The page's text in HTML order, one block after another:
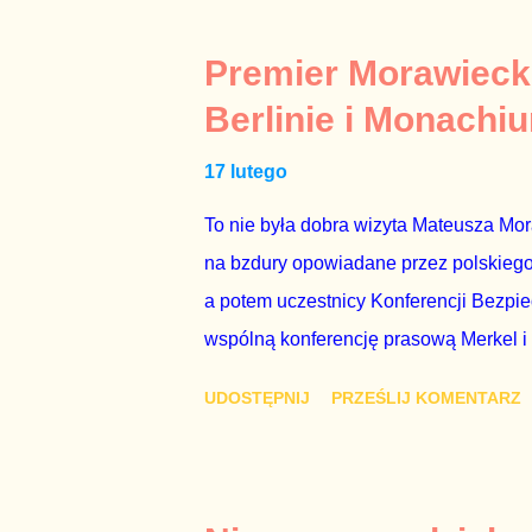
z TVP i TVN nie dorastają do pięt.
Kaczyńskiego. Znowu, bo w 2007
przedterminowymi wyborami
Bezpieczeństwa Wewnętrznego, a
Premier
Berlinie i
17 lutego
To nie była dobra wizyta Mateusza
na bzdury opowiadane przez
a potem uczestnicy Konferencji
wspólną konferencję prasową Merkel
UDOSTĘPNIJ PRZEŚLIJ KOMENTARZ